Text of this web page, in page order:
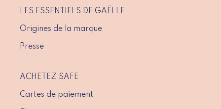
LES ESSENTIELS DE GAËLLE
Origines de la marque
Presse
ACHETEZ SAFE
Cartes de paiement